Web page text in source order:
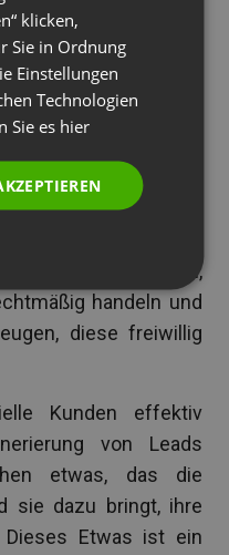
werden
und geben
Laut unserer Umfrage
Nutzer von Online-
zumindest, sich
und
machen. Wenn Sie
Kontaktdaten bitten,
handeln und
diese freiwillig
Kunden effektiv
von Leads
etwas, das die
sie dazu bringt, ihre
Etwas ist ein
ITALIAN
klicken,
Sie in Ordnung
Einstellungen
Technologien
Sie es hier